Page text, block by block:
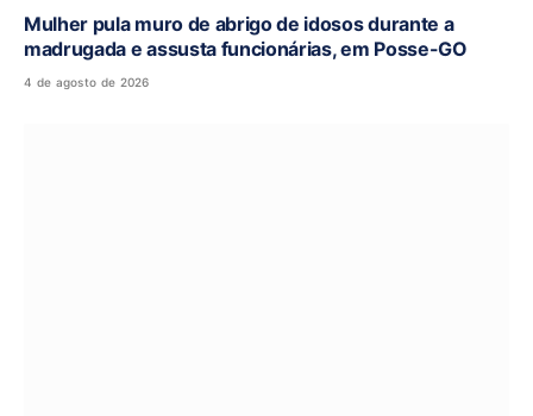
Mulher pula muro de abrigo de idosos durante a
madrugada e assusta funcionárias, em Posse-GO
4 de agosto de 2026